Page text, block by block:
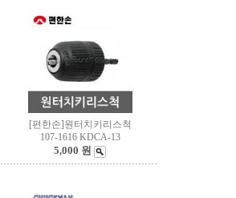
[편한손]원터치키리스척
107-1616 KDCA-13
5,000 원